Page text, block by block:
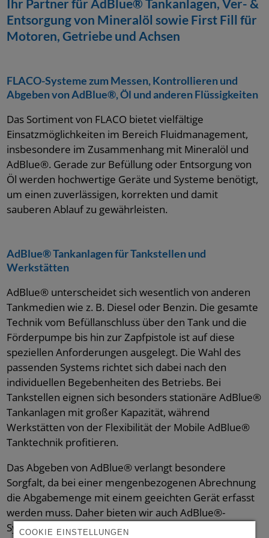
Ihr Partner für AdBlue® Tankanlagen, Ver- &
Entsorgung von Mineralöl sowie First Fill für
Motoren, Getriebe und Achsen
FLACO-Systeme zum Messen, Kontrollieren und
Abgeben von AdBlue®, Öl und anderen Flüssigkeiten
Das Sortiment von FLACO bietet vielfältige
Einsatzmöglichkeiten im Bereich Fluidmanagement,
insbesondere im Zusammenhang mit Mineralöl und
AdBlue®. Gerade zur Befüllung oder Entsorgung von
Öl werden hochwertige Geräte und Systeme benötigt,
um einen zuverlässigen, korrekten und damit
sauberen Ablauf zu gewährleisten.
AdBlue® Tankanlagen für Tankstellen und
Werkstätten
AdBlue® unterscheidet sich wesentlich von anderen
Tankmedien wie z. B. Diesel oder Benzin. Die gesamte
Technik vom Befüllanschluss über den Tank und die
Förderpumpe bis hin zur Zapfpistole ist auf diese
speziellen Anforderungen ausgelegt. Die Wahl des
passenden Systems richtet sich dabei nach den
individuellen Begebenheiten des Betriebs. Bei
Tankstellen eignen sich besonders stationäre AdBlue®
Tankanlagen mit großer Kapazität, während
Werkstätten von der Flexibilität der Mobile AdBlue®
Tanktechnik profitieren.
Das Abgeben von AdBlue® verlangt besondere
Sorgfalt, da bei einer mengenbezogenen Abrechnung
die Abgabemenge mit einem geeichten Gerät erfasst
werden muss. Daher bieten wir auch AdBlue®-
Systeme in eichfähiger Ausführung (MID) an. Für die
COOKIE EINSTELLUNGEN
Mobile Kühlschmierstoff Systeme
Kühlschmierstoff Dokumentation
Ölkombi
Mobile Spender- und stationäre Abgabesysteme
für AdBlue®
Lagertechnik
Werkstattgeräte für AdBlue®
AdBlue®
Tankanlagen für Schienenfahrzeuge
Ausstattung / Zubehör
Finanzbuchhalter (m/w/d)
Verhaltenskodex
Kataloge & Downloads
Hinweisgebersystem-SpeakUp